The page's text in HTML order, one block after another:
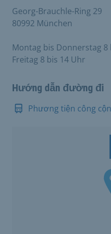
Georg-Brauchle-Ring 29
80992 München
Montag bis Donnerstag 8
Freitag 8 bis 14 Uhr
Hướng dẫn đường đi
Phương tiện công